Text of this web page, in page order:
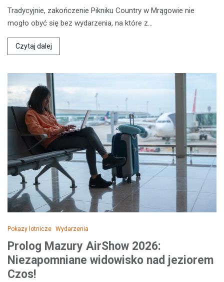
Tradycyjnie, zakończenie Pikniku Country w Mrągowie nie
mogło obyć się bez wydarzenia, na które z…
Czytaj dalej
Pokazy lotnicze Wydarzenia
Prolog Mazury AirShow 2026:
Niezapomniane widowisko nad jeziorem
Czos!